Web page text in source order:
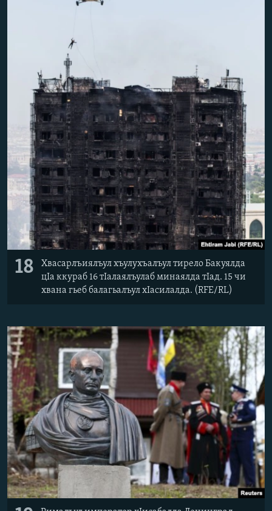
18
Хвасарлъиялъул хъулухъалъул тирело Бакуялда
цIа ккураб 16 тIалаялъулаб минаялда тIад. 15 чи
хвана гьеб балагьалъул хIасилалда. (RFE/RL)